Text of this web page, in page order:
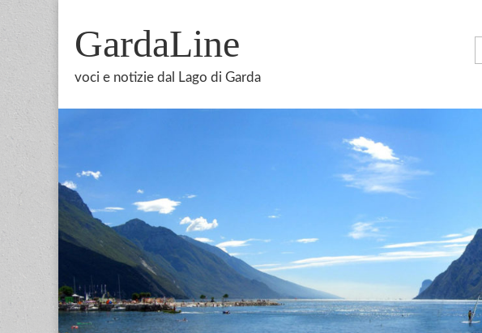
GardaLine
voci e notizie dal Lago di Garda